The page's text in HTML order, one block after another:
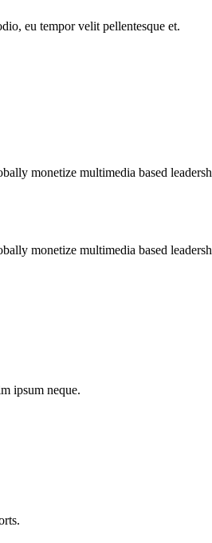
eu tempor velit pellentesque et.
monetize multimedia based
monetize multimedia based
ipsum neque.